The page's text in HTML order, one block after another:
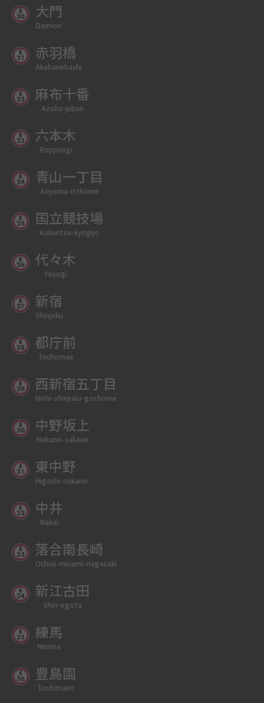
大門
Daimon
赤羽橋
Akabanebashi
麻布十番
Azabu-juban
六本木
Roppongi
青山一丁目
Aoyama-itchome
国立競技場
Kokuritsu-kyogijo
代々木
Yoyogi
新宿
Shinjuku
都庁前
Tochomae
西新宿五丁目
Nishi-shinjuku-gochome
中野坂上
Nakano-sakaue
東中野
Higashi-nakano
中井
Nakai
落合南長崎
Ochiai-minami-nagasaki
新江古田
Shin-egota
練馬
Nerima
豊島園
Toshimaen